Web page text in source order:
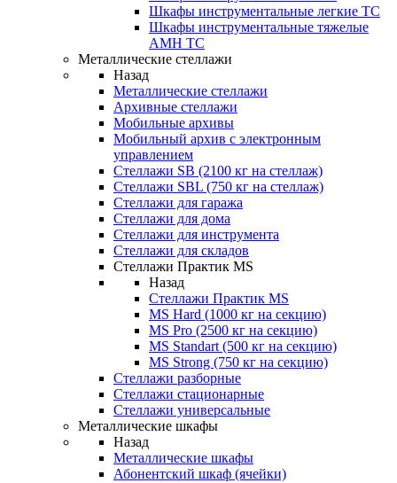
Шкафы инструментальные легкие ТС
Шкафы инструментальные тяжелые
AMH TC
Металлические стеллажи
Назад
Металлические стеллажи
Архивные стеллажи
Мобильные архивы
Мобильный архив с электронным
управлением
Стеллажи SB (2100 кг на стеллаж)
Стеллажи SBL (750 кг на стеллаж)
Стеллажи для гаража
Стеллажи для дома
Стеллажи для инструмента
Стеллажи для складов
Стеллажи Практик MS
Назад
Стеллажи Практик MS
MS Hard (1000 кг на секцию)
MS Pro (2500 кг на секцию)
MS Standart (500 кг на секцию)
MS Strong (750 кг на секцию)
Стеллажи разборные
Стеллажи стационарные
Стеллажи универсальные
Металлические шкафы
Назад
Металлические шкафы
Абонентский шкаф (ячейки)